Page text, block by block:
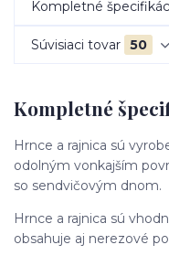
Kompletné
Súvisiaci tovar 50
Kompletné
Hrnce a rajnica sú
odolným vonkajším
so sendvičovým dnom.
Hrnce a rajnica sú
obsahuje aj nerezové